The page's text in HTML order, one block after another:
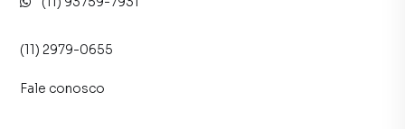
(11) 2979-0655
Fale conosco